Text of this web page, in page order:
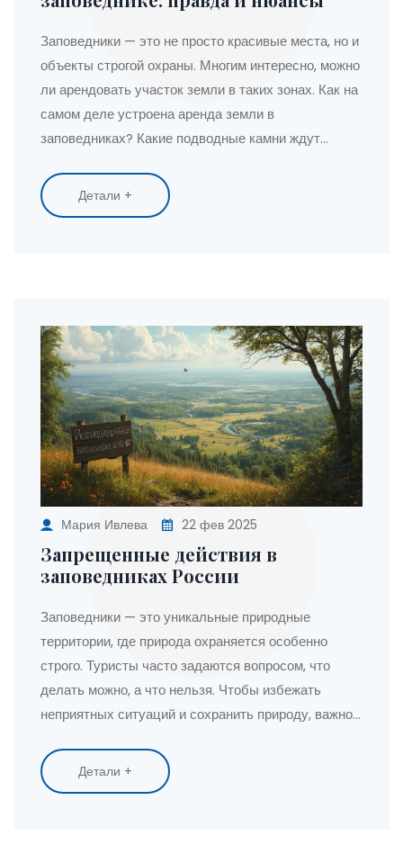
Заповедники — это не просто красивые места, но и
объекты строгой охраны. Многим интересно, можно
ли арендовать участок земли в таких зонах. Как на
самом деле устроена аренда земли в
заповедниках? Какие подводные камни ждут
статье разберёмся, что можно и нельзя делать в
заповеднике, и расскажем, как официально
Детали +
Мария Ивлева 22 фев 2025
Запрещенные действия в
заповедниках России
Заповедники — это уникальные природные
территории, где природа охраняется особенно
строго. Туристы часто задаются вопросом, что
делать можно, а что нельзя. Чтобы избежать
неприятных ситуаций и сохранить природу, важно
заповедниках России.
Детали +